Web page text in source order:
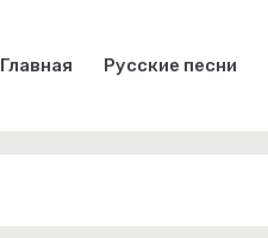
Главная Русские песни